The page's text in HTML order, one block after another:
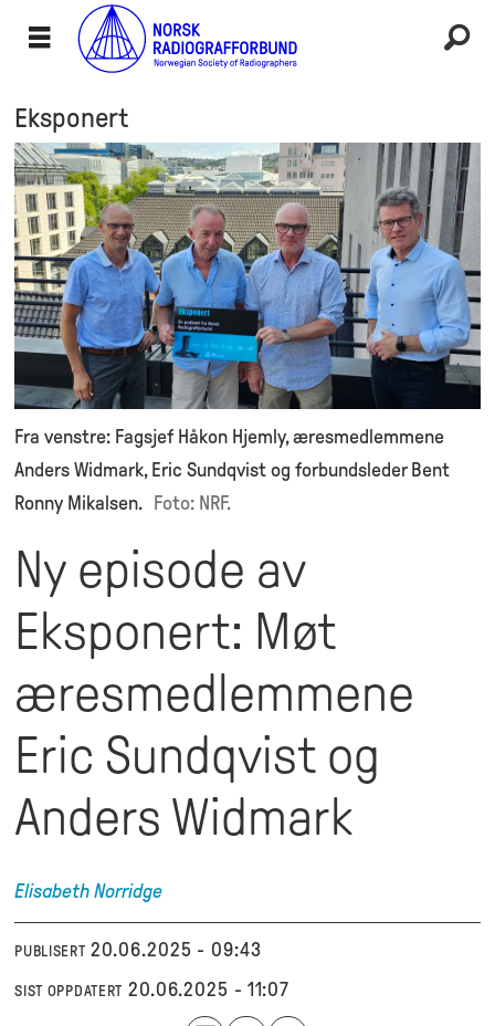
Eksponert
Fra venstre: Fagsjef Håkon Hjemly, æresmedlemmene
Anders Widmark, Eric Sundqvist og forbundsleder Bent
Ronny Mikalsen. Foto: NRF.
Ny episode av
Eksponert: Møt
æresmedlemmene
Eric Sundqvist og
Anders Widmark
Elisabeth Norridge
PUBLISERT 20.06.2025 - 09:43
SIST OPPDATERT 20.06.2025 - 11:07